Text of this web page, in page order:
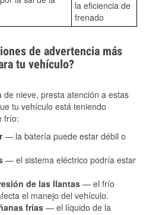
la eficiencia de
frenado
de advertencia más
tu vehículo?
nieve, presta atención a estas
tu vehículo está teniendo
frío:
— la batería puede estar débil o
— el sistema eléctrico podría estar
de las llantas — el frío
el manejo del vehículo.
frías — el líquido de la